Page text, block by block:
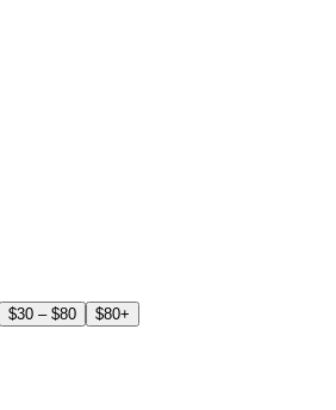
$30 – $80 $80+